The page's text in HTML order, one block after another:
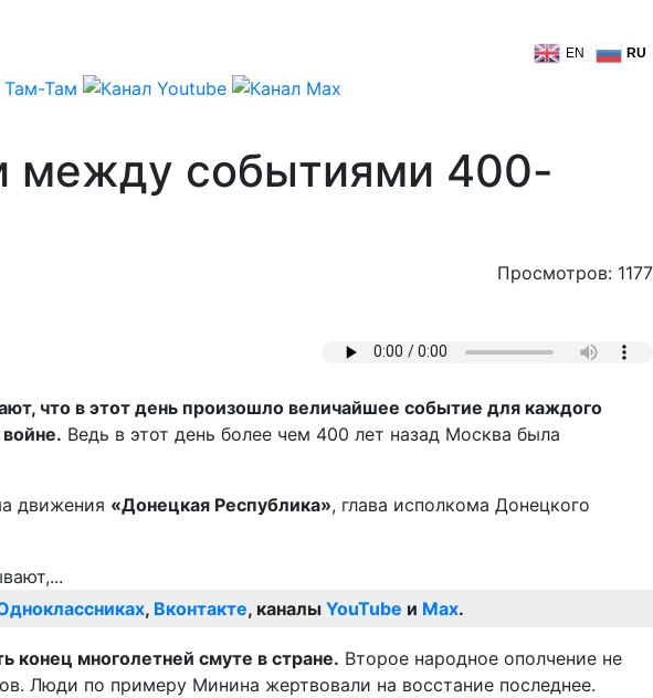
EN RU
между событиями 400-
Просмотров: 1177
что в этот день произошло величайшее событие для каждого
Ведь в этот день более чем 400 лет назад Москва была
движения «Донецкая Республика», глава исполкома Донецкого
, Вконтакте, каналы YouTube и Max.
конец многолетней смуте в стране. Второе народное ополчение не
Люди по примеру Минина жертвовали на восстание последнее.